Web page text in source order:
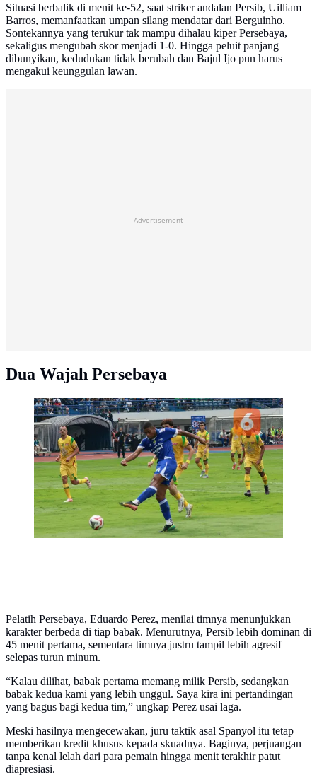
Situasi berbalik di menit ke-52, saat striker andalan Persib, Uilliam
Barros, memanfaatkan umpan silang mendatar dari Berguinho.
Sontekannya yang terukur tak mampu dihalau kiper Persebaya,
sekaligus mengubah skor menjadi 1-0. Hingga peluit panjang
dibunyikan, kedudukan tidak berubah dan Bajul Ijo pun harus
mengakui keunggulan lawan.
Advertisement
Dua Wajah Persebaya
Persib Bandung meraih kemenangan 1-0 atas
Persebaya Surabaya pada laga pekan kelima BRI Super
League 2025/2026 di Stadion Gelora Bandung Lautan
Api (GBLA), Bandung, Jumat (12/9/2025) sore WIB.
(Bola.com/Erwin Snaz)
Pelatih Persebaya, Eduardo Perez, menilai timnya menunjukkan
karakter berbeda di tiap babak. Menurutnya, Persib lebih dominan di
45 menit pertama, sementara timnya justru tampil lebih agresif
selepas turun minum.
“Kalau dilihat, babak pertama memang milik Persib, sedangkan
babak kedua kami yang lebih unggul. Saya kira ini pertandingan
yang bagus bagi kedua tim,” ungkap Perez usai laga.
Meski hasilnya mengecewakan, juru taktik asal Spanyol itu tetap
memberikan kredit khusus kepada skuadnya. Baginya, perjuangan
tanpa kenal lelah dari para pemain hingga menit terakhir patut
diapresiasi.